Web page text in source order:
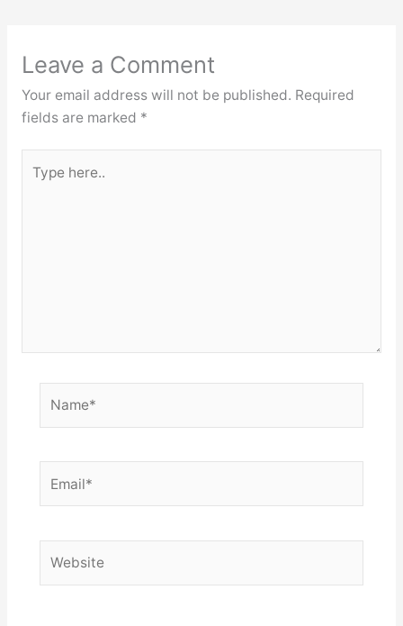
Leave a Comment
Your email address will not be published. Required
fields are marked *
here..